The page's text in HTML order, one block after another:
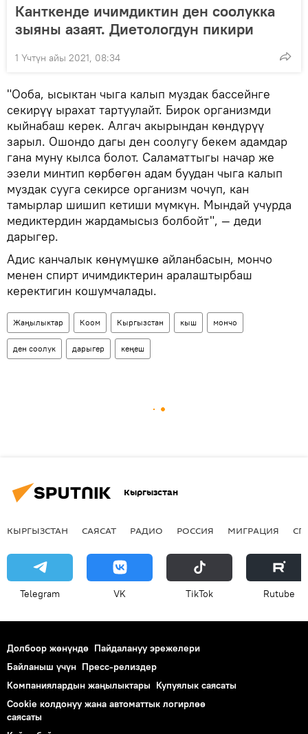
Канткенде ичимдиктин ден соолукка
зыяны азаят. Диетологдун пикири
1 Үчтүн айы 2021, 08:34
"Ооба, ысыктан чыга калып муздак бассейнге
секирүү ырахат тартуулайт. Бирок организмди
кыйнабаш керек. Алгач акырындан көндүрүү
зарыл. Ошондо дагы ден соолугу бекем адамдар
гана муну кылса болот. Саламаттыгы начар же
эзели минтип көрбөгөн адам буудан чыга калып
муздак сууга секирсе организм чочуп, кан
тамырлар шишип кетиши мүмкүн. Мындай учурда
медиктердин жардамысыз болбойт", — деди
дарыгер.
Адис канчалык көнүмүшкө айланбасын, мончо
менен спирт ичимдиктерин аралаштырбаш
керектигин кошумчалады.
Жаңылыктар Коом Кыргызстан кыш мончо
ден соолук дарыгер кеңеш
Кыргызстан
КЫРГЫЗСТАН САЯСАТ РАДИО РОССИЯ МИГРАЦИЯ
Telegram VK ТikТоk Rutube
Долбоор жөнүндө Пайдалануу эрежелери
Байланыш үчүн Пресс-релиздер
Компаниялардын жаңылыктары Купуялык саясаты
Cookie колдонуу жана автоматтык логирлөө
саясаты